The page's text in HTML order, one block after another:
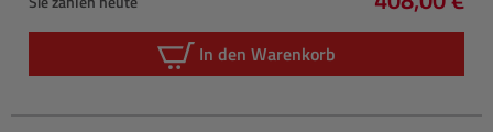
Regulärer
In den Warenkorb